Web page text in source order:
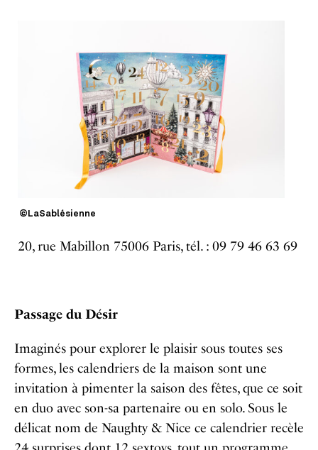
©LaSablésienne
20, rue Mabillon 75006 Paris, tél. : 09 79 46 63 69
Passage du Désir
Imaginés pour explorer le plaisir sous toutes ses
formes, les calendriers de la maison sont une
invitation à pimenter la saison des fêtes, que ce soit
en duo avec son-sa partenaire ou en solo. Sous le
délicat nom de Naughty & Nice ce calendrier recèle